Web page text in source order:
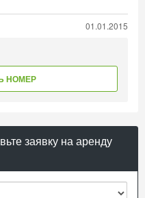
01.01.2015
НОМЕР
заявку на аренду